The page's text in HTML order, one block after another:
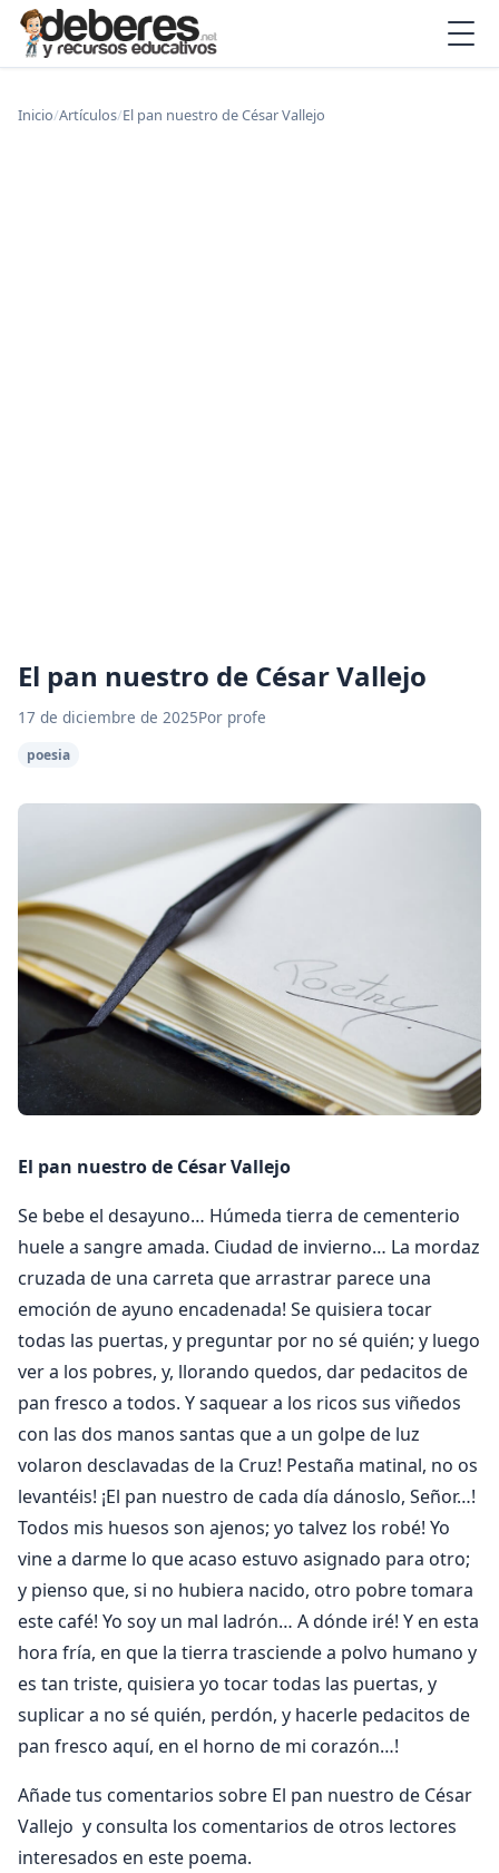
Inicio/Artículos/El pan nuestro de César Vallejo
El pan nuestro de César Vallejo
17 de diciembre de 2025Por profe
poesia
El pan nuestro de César Vallejo
Se bebe el desayuno… Húmeda tierra de cementerio
huele a sangre amada. Ciudad de invierno… La mordaz
cruzada de una carreta que arrastrar parece una
emoción de ayuno encadenada! Se quisiera tocar
todas las puertas, y preguntar por no sé quién; y luego
ver a los pobres, y, llorando quedos, dar pedacitos de
pan fresco a todos. Y saquear a los ricos sus viñedos
con las dos manos santas que a un golpe de luz
volaron desclavadas de la Cruz! Pestaña matinal, no os
levantéis! ¡El pan nuestro de cada día dánoslo, Señor…!
Todos mis huesos son ajenos; yo talvez los robé! Yo
vine a darme lo que acaso estuvo asignado para otro;
y pienso que, si no hubiera nacido, otro pobre tomara
este café! Yo soy un mal ladrón… A dónde iré! Y en esta
hora fría, en que la tierra trasciende a polvo humano y
es tan triste, quisiera yo tocar todas las puertas, y
suplicar a no sé quién, perdón, y hacerle pedacitos de
pan fresco aquí, en el horno de mi corazón…!
Añade tus comentarios sobre El pan nuestro de César
Vallejo y consulta los comentarios de otros lectores
interesados en este poema.